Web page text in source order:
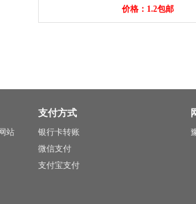
价格：1.2包邮
站
支付方式
银行卡转账
微信支付
支付宝支付